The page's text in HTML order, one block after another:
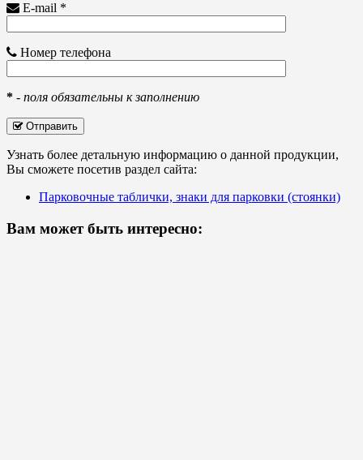
E-mail *
Номер телефона
* - поля обязательны к заполнению
Отправить
Узнать более детальную информацию о данной продукции,
Вы сможете посетив раздел сайта:
Парковочные таблички, знаки для парковки (стоянки)
Вам может быть интересно: